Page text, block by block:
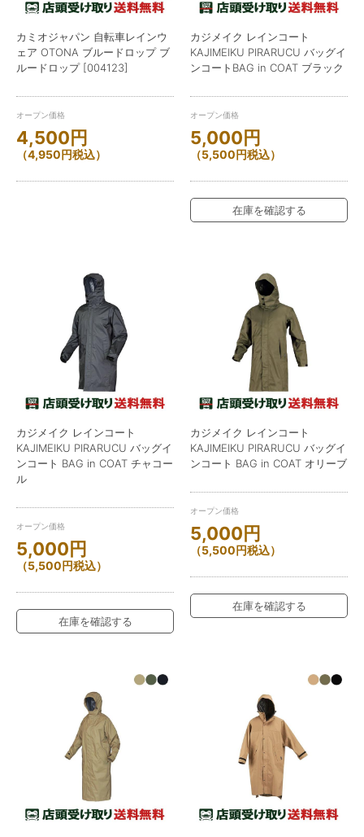
カミオジャパン 自転車レインウ
ェア OTONA ブルードロップ ブ
ルードロップ [004123]
オープン価格
4,500円
（4,950円税込）
カジメイク レインコート
KAJIMEIKU PIRARUCU バッグイ
ンコートBAG in COAT ブラック
オープン価格
5,000円
（5,500円税込）
在庫を確認する
カジメイク レインコート
KAJIMEIKU PIRARUCU バッグイ
ンコート BAG in COAT チャコー
ル
オープン価格
5,000円
（5,500円税込）
在庫を確認する
カジメイク レインコート
KAJIMEIKU PIRARUCU バッグイ
ンコート BAG in COAT オリーブ
オープン価格
5,000円
（5,500円税込）
在庫を確認する